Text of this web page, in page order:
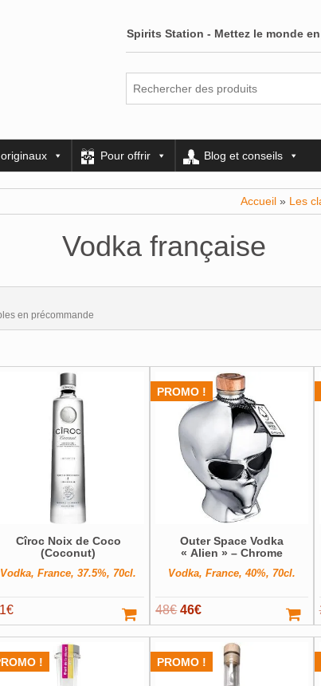
Spirits Station - Mettez le monde
Pour offrir Blog et conseils
Accueil » Les
Vodka française
en précommande
Cîroc Noix de Coco
(Coconut)
Vodka, France, 37.5%, 70cl.
€
PROMO !
Outer Space Vodka
« Alien » – Chrome
Vodka, France, 40%, 70cl.
48€ Le
prix
était :
46€Le
prix
actuel
est :
! PROMO !